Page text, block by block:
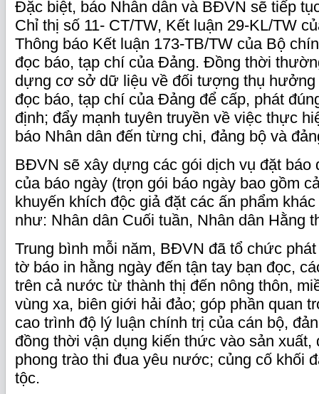
Đặc biệt, báo Nhân dân và BĐVN sẽ tiếp
Chỉ thị số 11- CT/TW, Kết luận 29-KL/TW
Thông báo Kết luận 173-TB/TW của Bộ
đọc báo, tạp chí của Đảng. Đồng thời
dựng cơ sở dữ liệu về đối tượng thụ
đọc báo, tạp chí của Đảng để cấp, phát
định; đẩy mạnh tuyên truyền về việc thực
báo Nhân dân đến từng chi, đảng bộ và
BĐVN sẽ xây dựng các gói dịch vụ đặt báo
của báo ngày (trọn gói báo ngày bao gồm
khuyến khích độc giả đặt các ấn phẩm
như: Nhân dân Cuối tuần, Nhân dân Hằng
Trung bình mỗi năm, BĐVN đã tổ chức
tờ báo in hằng ngày đến tận tay bạn đọc,
trên cả nước từ thành thị đến nông thôn,
vùng xa, biên giới hải đảo; góp phần quan
cao trình độ lý luận chính trị của cán bộ,
đồng thời vận dụng kiến thức vào sản xuất,
phong trào thi đua yêu nước; củng cố khối
tộc.